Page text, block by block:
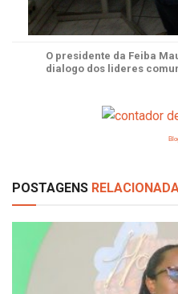
O presidente da Feiba
dialogo dos lideres
POSTAGENS